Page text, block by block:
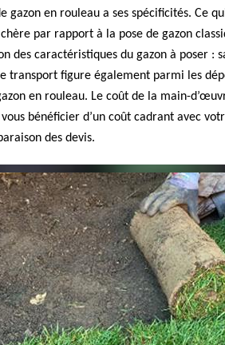
gazon en rouleau a ses spécificités. Ce
chère par rapport à la pose de gazon
des caractéristiques du gazon à poser :
transport figure également parmi les
en rouleau. Le coût de la main-
vous bénéficier d’un coût cadrant avec
des devis.